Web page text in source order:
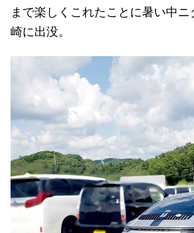
まで楽しくこれたことに暑い中
崎に出没。